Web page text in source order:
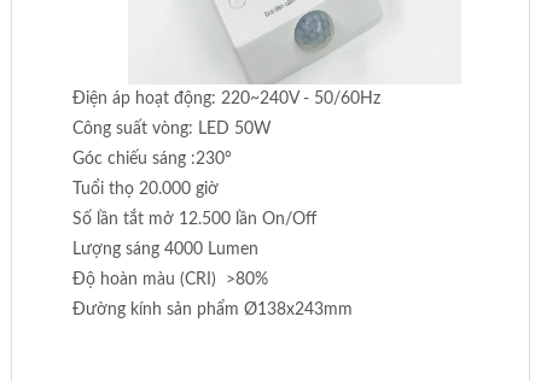
Điện áp hoạt động: 220~240V - 50/60Hz
Công suất vòng: LED 50W
Góc chiếu sáng :230°
Tuổi thọ 20.000 giờ
Số lần tắt mở 12.500 lần On/Off
Lượng sáng 4000 Lumen
Độ hoàn màu (CRI) >80%
Đường kính sản phẩm Ø138x243mm